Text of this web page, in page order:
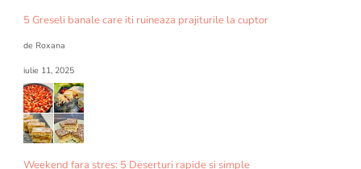
5 Greseli banale care iti ruineaza prajiturile la cuptor
de Roxana
iulie 11, 2025
Weekend fara stres: 5 Deserturi rapide si simple